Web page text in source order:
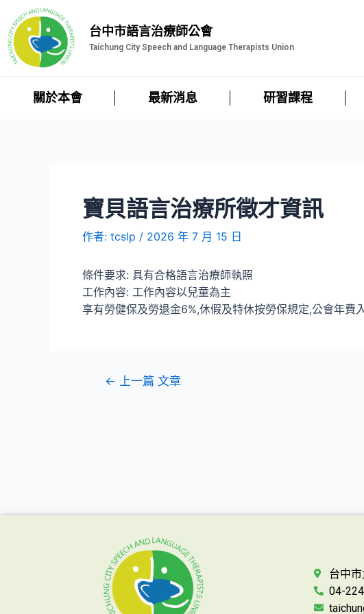
台中市語言治療師公會
Taichung City Speech and Language Therapists Union
關於本會 最新消息 研習課程
寶貝語言治療所徵才資訊
作者: tcslp / 2026 年 7 月 15 日
條件要求: 具有合格語言治療師執照
工作內容: 工作內容以兒童為主
享有勞健保及勞退金6%,休假及特休按勞保規定,公會年費
← 上一篇 文章
台中
04-